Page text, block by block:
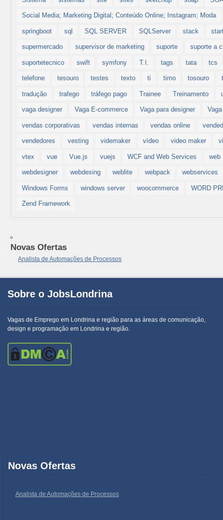
Social Media; Marketing Digital; Conteúdo Online; Instagram; Moda
springboot sql SQL SERVER SQLServer stack
supermercado supervisor de marketing suporte suporte a
suportetecnico swift symfony T.I. tags tata tcs
telefone tesouro testes texto ti timo tosouro
tradução trafego tráfego pago Trainee Treinamento
vaga designer Vaga E-commerce Vaga para designer
vendas corporativas vendas internas vendas online
vendedores vesting videmaker vídeo video maker
vtex vue Vue.js vuejs WCF and Web Services web
webdesigner webdesing weblite webpack webservices
Windows Forms windows server woocommerce WORD
Zend Framework
Novas Ofertas
Analista de Automações de Processos
Sobre o JobsLondrina
Vagas de Emprego em Londrina e região para as áreas de comunicação,
design e programação em Londrina e região.
Novas Ofertas
Analista de Automações de Processos